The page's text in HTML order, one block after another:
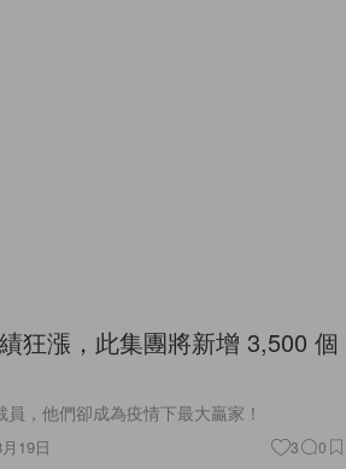
狂漲，此集團將新增 3,500 個
，他們卻成為疫情下最大贏家！
19日 3 0